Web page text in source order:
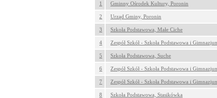
1 Gminny Ośrodek Kultury, Poronin
2 Urząd Gminy, Poronin
3 Szkoła Podstawowa, Małe Ciche
4 Zespół Szkół - Szkoła Podstawowa i
5 Szkoła Podstawowa, Suche
6 Zespół Szkół - Szkoła Podstawowa i
7 Zespół Szkół - Szkoła Podstawowa i
8 Szkoła Podstawowa, Stasikówka